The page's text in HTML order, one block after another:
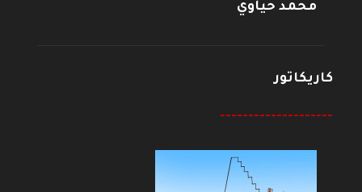
محمد حياوي
كاريكاتور
--------------------